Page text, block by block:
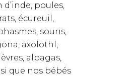
d’inde, poules,
écureuil,
souris,
axolothl,
alpagas,
que nos bébés